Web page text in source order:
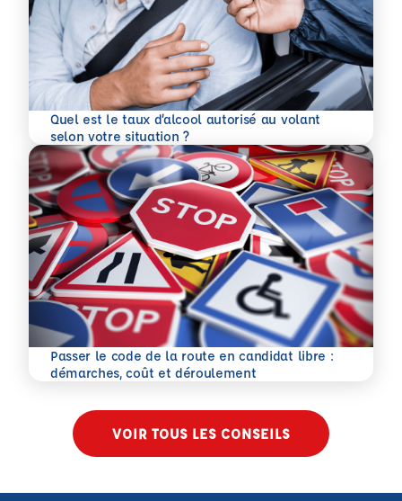
Quel est le taux d’alcool autorisé au volant
selon votre situation ?
En savoir plus
Passer le code de la route en candidat libre :
démarches, coût et déroulement
En savoir plus
VOIR TOUS LES CONSEILS